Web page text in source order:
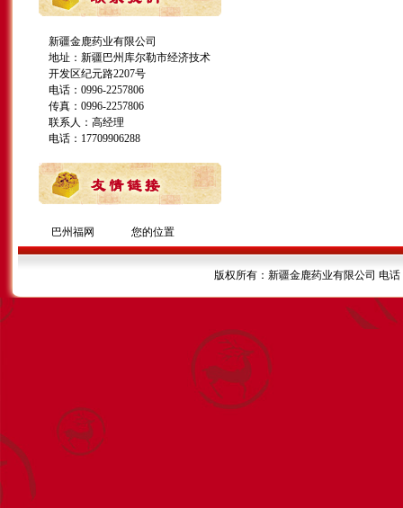
新疆金鹿药业有限公司
地址：新疆巴州库尔勒市经济技术
开发区纪元路2207号
电话：0996-2257806
传真：0996-2257806
联系人：高经理
电话：17709906288
巴州福网 您的位置
版权所有：新疆金鹿药业有限公司 电